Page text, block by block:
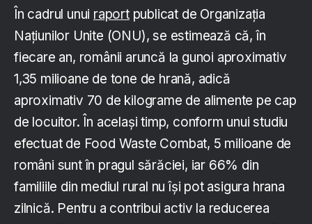
În cadrul unui raportpublicat de Organizația
Națiunilor Unite (ONU), se estimează că, în
fiecare an, românii aruncă la gunoi aproximativ
1,35 milioane de tone de hrană, adică
aproximativ 70 de kilograme de alimente pe cap
de locuitor. În același timp, conform unui studiu
efectuat de Food Waste Combat, 5 milioane de
români sunt în pragul sărăciei, iar 66% din
familiile din mediul rural nu își pot asigura hrana
zilnică. Pentru a contribui activ la reducerea